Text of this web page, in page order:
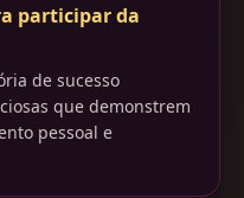
participar da
de sucesso
que demonstrem
pessoal e